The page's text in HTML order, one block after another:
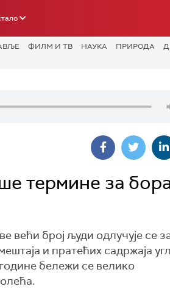
ФИЛМ И ТВ НАУКА ПРИРОДА
термине за
већи број људи одлучује се
и пратећих садржаја
бележи се велико